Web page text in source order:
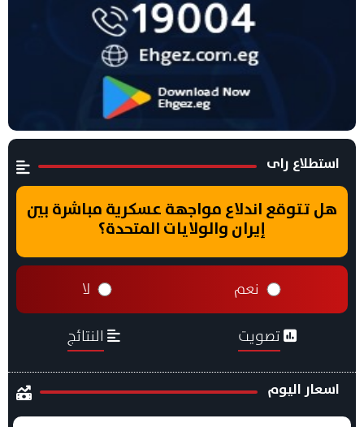
استطلاع راى
هل تتوقع اندلاع مواجهة عسكرية مباشرة بين
إيران والولايات المتحدة؟
نعم لا
تصويت النتائج
اسعار اليوم